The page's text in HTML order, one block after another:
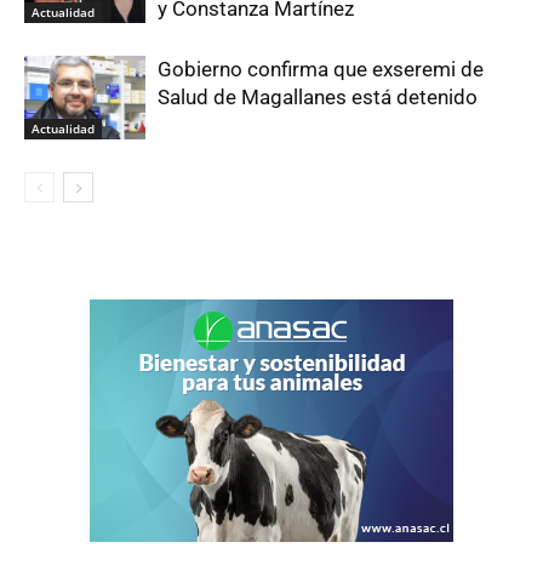
Actualidad
y Constanza Martínez
Actualidad
Gobierno confirma que exseremi de
Salud de Magallanes está detenido